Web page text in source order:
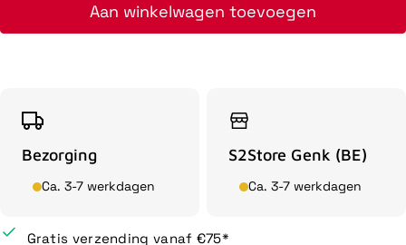
Aan winkelwagen toevoegen
Bezorging
Ca. 3-7 werkdagen
S2Store Genk (BE)
Ca. 3-7 werkdagen
Gratis verzending vanaf €75*